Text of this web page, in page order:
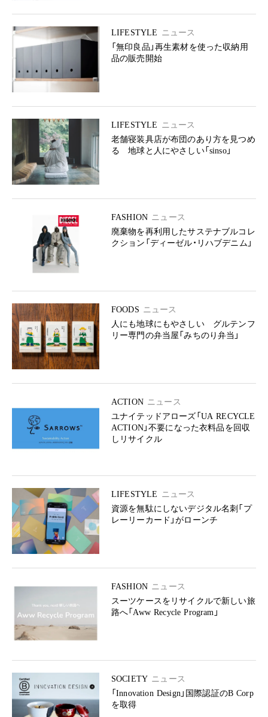
LIFESTYLE ニュース
「無印良品」再生素材を使った収納用
品の販売開始
LIFESTYLE ニュース
老舗寝装具店が布団のあり方を見つめ
る 地球と人にやさしい「sinso」
FASHION ニュース
廃棄物を再利用したサステナブルコレ
クション「ディーゼル・リハブデニム」
FOODS ニュース
人にも地球にもやさしい グルテンフ
リー専門の弁当屋「みちのり弁当」
ACTION ニュース
ユナイテッドアローズ「UA RECYCLE
ACTION」不要になった衣料品を回収
しリサイクル
LIFESTYLE ニュース
資源を無駄にしないデジタル名刺「プ
レーリーカード」がローンチ
FASHION ニュース
スーツケースをリサイクルで新しい旅
路へ「Aww Recycle Program」
SOCIETY ニュース
「Innovation Design」国際認証のB Corp
を取得